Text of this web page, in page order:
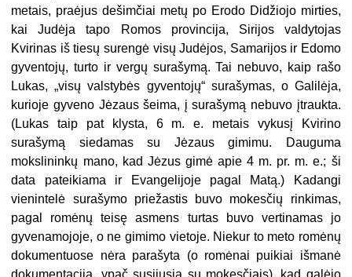
metais, praėjus dešimčiai metų po Erodo Didžiojo mirties,
kai Judėja tapo Romos provincija, Sirijos valdytojas
Kvirinas iš tiesų surengė visų Judėjos, Samarijos ir Edomo
gyventojų, turto ir vergų surašymą. Tai nebuvo, kaip rašo
Lukas, „visų valstybės gyventojų“ surašymas, o Galilėja,
kurioje gyveno Jėzaus šeima, į surašymą nebuvo įtraukta.
(Lukas taip pat klysta, 6 m. e. metais vykusį Kvirino
surašymą siedamas su Jėzaus gimimu. Dauguma
mokslininkų mano, kad Jėzus gimė apie 4 m. pr. m. e.; ši
data pateikiama ir Evangelijoje pagal Matą.) Kadangi
vienintelė surašymo priežastis buvo mokesčių rinkimas,
pagal romėnų teisę asmens turtas buvo vertinamas jo
gyvenamojoje, o ne gimimo vietoje. Niekur to meto romėnų
dokumentuose nėra parašyta (o romėnai puikiai išmanė